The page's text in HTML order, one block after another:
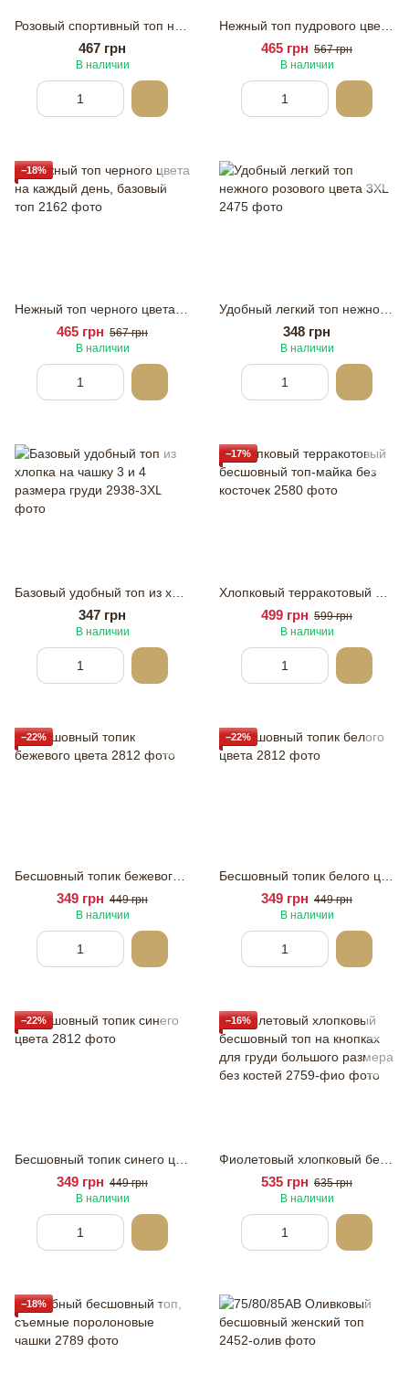
467 грн
В наличии
465 грн 567 грн
В наличии
−18%
465 грн 567 грн
В наличии
348 грн
В наличии
347 грн
В наличии
−17%
499 грн 599 грн
В наличии
−22%
349 грн 449 грн
В наличии
−22%
349 грн 449 грн
В наличии
−22%
349 грн 449 грн
В наличии
−16%
535 грн 635 грн
В наличии
−18%